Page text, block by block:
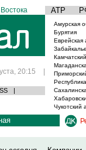
АТР
20:15 |
|
Амурская
Бурятия
Еврейская
Чукотский